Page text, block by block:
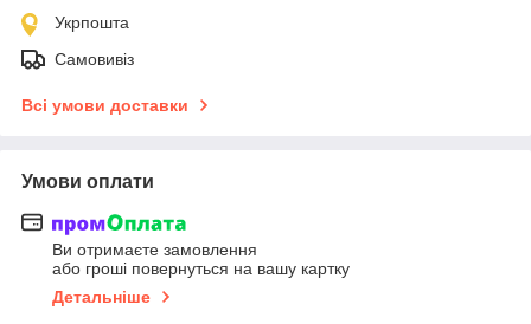
Укрпошта
Самовивіз
Всі умови доставки
Умови оплати
Ви отримаєте замовлення
або гроші повернуться на вашу картку
Детальніше